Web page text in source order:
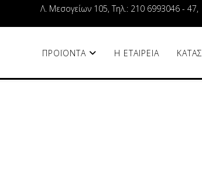
Λ. Μεσογείων 105, Τηλ.: 210 6993046 -
ΠΡΟΪΟΝΤΑ Η ΕΤΑΙΡΕΙΑ